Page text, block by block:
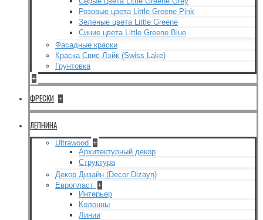
Розовые цвета Little Greene Pink
Зеленые цвета Little Greene
Синие цвета Little Greene Blue
Фасадные краски
Краска Свис Лэйк (Swiss Lake)
Грунтовка
+
ФРЕСКИ +
ЛЕПНИНА
Ultrawood +
Архитектурный декор
Структура
Декор Дизайн (Decor Dizayn)
Европласт +
Интерьер
Колонны
Линии